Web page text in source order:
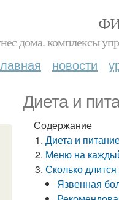
дома. комплексы
новости
Диета и
Содержание
Диета и
Меню на
Сколько
Язвенная